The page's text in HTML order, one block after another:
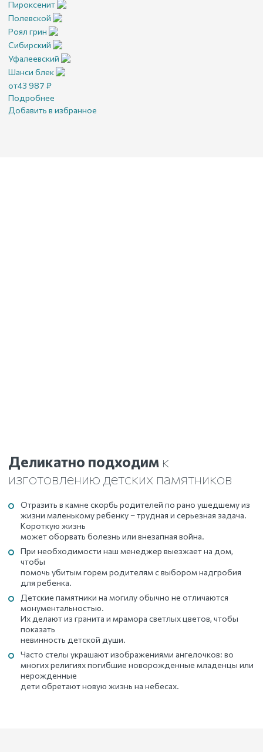
Пироксенит
Полевской
Роял грин
Сибирский
Уфалеевский
Шанси блек
от43 987 ₽
Подробнее
Добавить в избранное
Деликатно подходим к
изготовлению детских памятников
Отразить в камне скорбь родителей по рано ушедшему из
жизни маленькому ребенку – трудная и серьезная задача.
Короткую жизнь
может оборвать болезнь или внезапная война.
При необходимости наш менеджер выезжает на дом,
чтобы
помочь убитым горем родителям с выбором надгробия
для ребенка.
Детские памятники на могилу обычно не отличаются
монументальностью.
Их делают из гранита и мрамора светлых цветов, чтобы
показать
невинность детской души.
Часто стелы украшают изображениями ангелочков: во
многих религиях погибшие новорожденные младенцы или
нерожденные
дети обретают новую жизнь на небесах.